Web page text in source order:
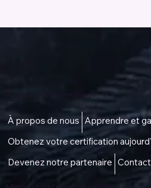
Accès à une vie meilleure
À propos de nous Apprendre et
Obtenez votre certification
Devenez notre partenaire Contact